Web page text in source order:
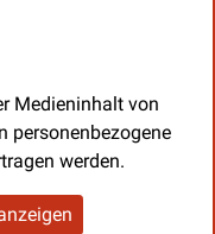
Medieninhalt von
personenbezogene
werden.